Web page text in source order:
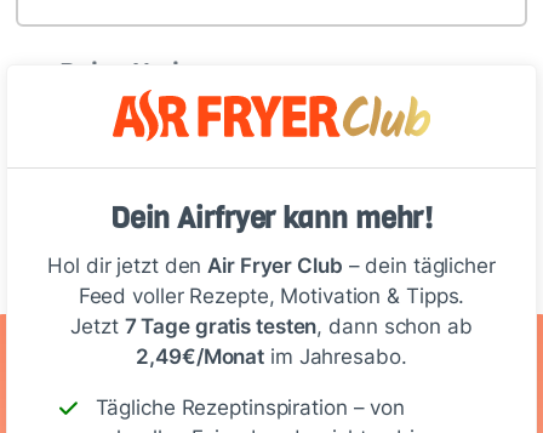
Dein Airfryer kann mehr!
Hol dir jetzt denAir Fryer Club – dein täglicher
Feed voller Rezepte, Motivation & Tipps.
Jetzt 7 Tage gratis testen, dann schon ab
2,49€/Monat im Jahresabo.
Tägliche Rezeptinspiration – von
Deine Notizen
Schreiben
Ernährungswerte
(Portion)